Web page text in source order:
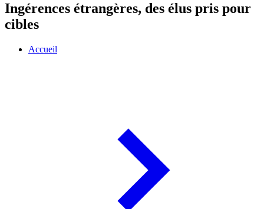
Ingérences étrangères, des élus pris pour
cibles
Accueil